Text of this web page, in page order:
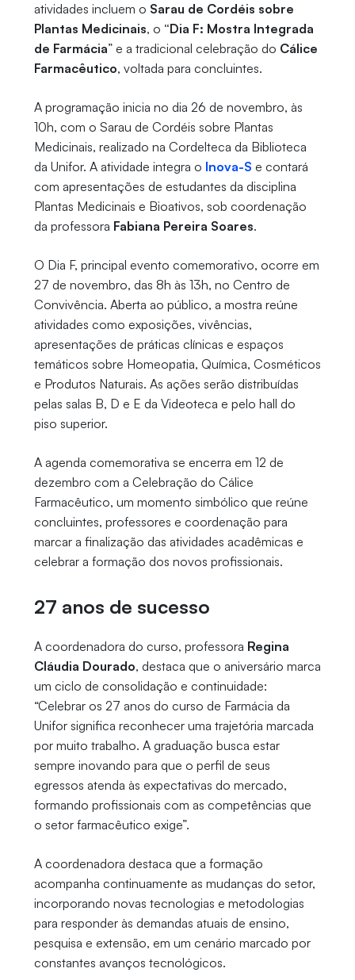
atividades incluem o Sarau de Cordéis sobre
Plantas Medicinais, o “Dia F: Mostra Integrada
de Farmácia” e a tradicional celebração do Cálice
Farmacêutico, voltada para concluintes.
A programação inicia no dia 26 de novembro, às
10h, com o Sarau de Cordéis sobre Plantas
Medicinais, realizado na Cordelteca da Biblioteca
da Unifor. A atividade integra o Inova-S e contará
com apresentações de estudantes da disciplina
Plantas Medicinais e Bioativos, sob coordenação
da professora Fabiana Pereira Soares.
O Dia F, principal evento comemorativo, ocorre em
27 de novembro, das 8h às 13h, no Centro de
Convivência. Aberta ao público, a mostra reúne
atividades como exposições, vivências,
apresentações de práticas clínicas e espaços
temáticos sobre Homeopatia, Química, Cosméticos
e Produtos Naturais. As ações serão distribuídas
pelas salas B, D e E da Videoteca e pelo hall do
piso superior.
A agenda comemorativa se encerra em 12 de
dezembro com a Celebração do Cálice
Farmacêutico, um momento simbólico que reúne
concluintes, professores e coordenação para
marcar a finalização das atividades acadêmicas e
celebrar a formação dos novos profissionais.
27 anos de sucesso
A coordenadora do curso, professora Regina
Cláudia Dourado, destaca que o aniversário marca
um ciclo de consolidação e continuidade:
“Celebrar os 27 anos do curso de Farmácia da
Unifor significa reconhecer uma trajetória marcada
por muito trabalho. A graduação busca estar
sempre inovando para que o perfil de seus
egressos atenda às expectativas do mercado,
formando profissionais com as competências que
o setor farmacêutico exige”.
A coordenadora destaca que a formação
acompanha continuamente as mudanças do setor,
incorporando novas tecnologias e metodologias
para responder às demandas atuais de ensino,
pesquisa e extensão, em um cenário marcado por
constantes avanços tecnológicos.